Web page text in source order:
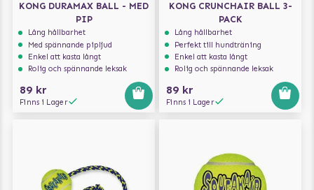
KONG DURAMAX BALL - MED
PIP
Lång hållbarhet
Med spännande pipljud
Enkel att kasta långt
Rolig och spännande leksak
89 kr
Finns i Lager
KONG CRUNCHAIR BALL 3-
PACK
Lång hållbarhet
Perfekt till hundträning
Enkel att kasta långt
Rolig och spännande leksak
89 kr
Finns i Lager